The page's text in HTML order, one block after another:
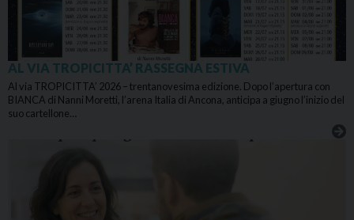
AL VIA TROPICITTA’ RASSEGNA ESTIVA
Al via TROPICITTA’ 2026 – trentanovesima edizione. Dopo l’apertura con
BIANCA di Nanni Moretti, l’arena Italia di Ancona, anticipa a giugno l’inizio del
suo cartellone…